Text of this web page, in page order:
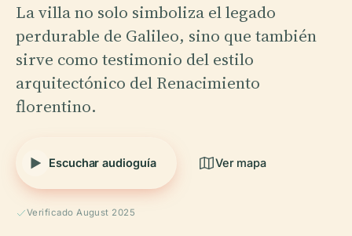
La villa no solo simboliza el legado
perdurable de Galileo, sino que también
sirve como testimonio del estilo
arquitectónico del Renacimiento
florentino.
Escuchar audioguía Ver mapa
Verificado August 2025